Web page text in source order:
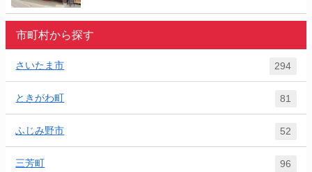
市町村から探す
さいたま市 294
ときがわ町 81
ふじみ野市 52
三芳町 96